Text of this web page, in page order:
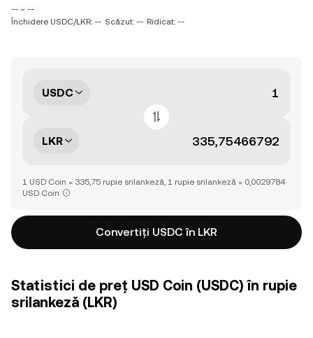
-- ~ --
Închidere USDC/LKR: -- Scăzut: -- Ridicat: --
USDC
LKR
1 USD Coin = 335,75 rupie srilankeză, 1 rupie srilankeză = 0,0029784
USD Coin
Convertiți USDC în LKR
Statistici de preț USD Coin (USDC) în rupie
srilankeză (LKR)